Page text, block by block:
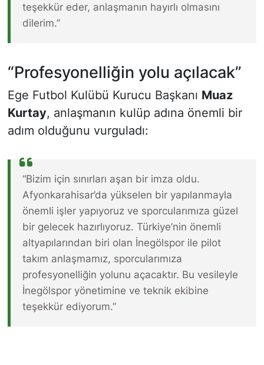
teşekkür eder, anlaşmanın hayırlı olmasını
dilerim.”
“Profesyonelliğin yolu açılacak”
Ege Futbol Kulübü Kurucu Başkanı Muaz
Kurtay, anlaşmanın kulüp adına önemli bir
adım olduğunu vurguladı:
“Bizim için sınırları aşan bir imza oldu.
Afyonkarahisar’da yükselen bir yapılanmayla
önemli işler yapıyoruz ve sporcularımıza güzel
bir gelecek hazırlıyoruz. Türkiye’nin önemli
altyapılarından biri olan İnegölspor ile pilot
takım anlaşmamız, sporcularımıza
profesyonelliğin yolunu açacaktır. Bu vesileyle
İnegölspor yönetimine ve teknik ekibine
teşekkür ediyorum.”